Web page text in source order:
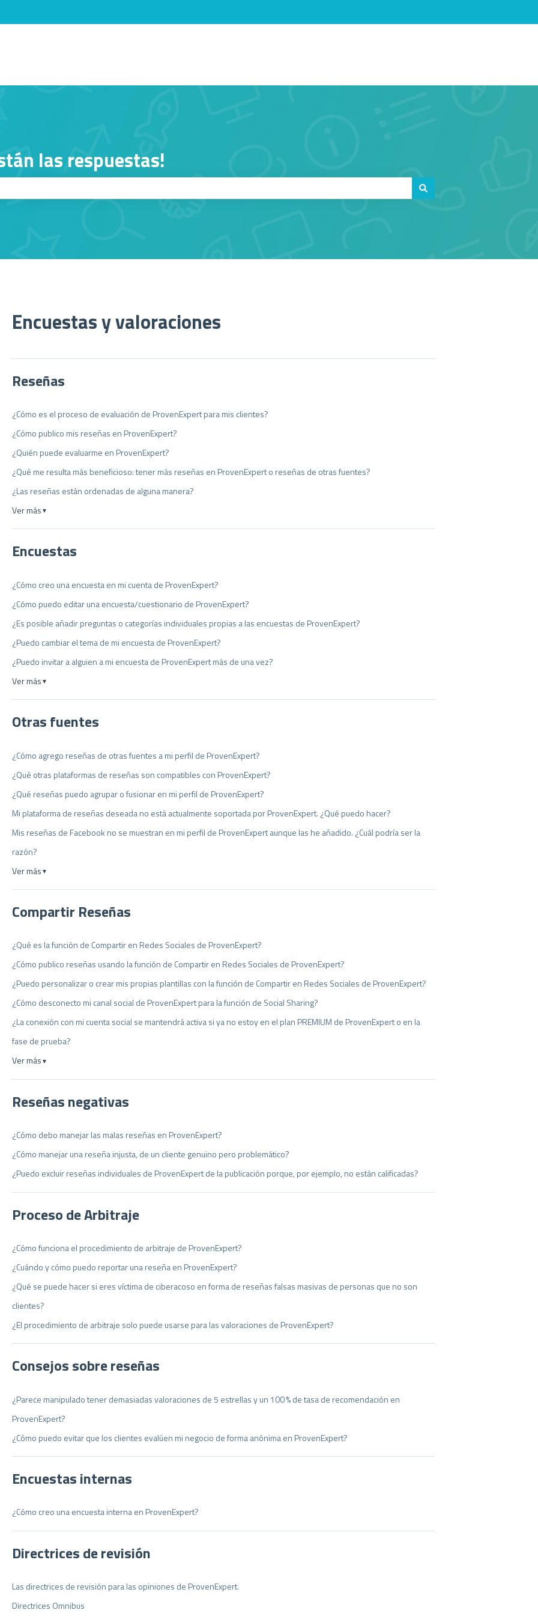
de
las respuestas!
Encuestas y valoraciones
Reseñas
¿Cómo es el proceso de evaluación de ProvenExpert para mis clientes?
¿Cómo publico mis reseñas en ProvenExpert?
¿Quién puede evaluarme en ProvenExpert?
¿Qué me resulta más beneficioso: tener más reseñas en ProvenExpert o reseñas de otras fuentes?
¿Las reseñas están ordenadas de alguna manera?
Ver más ▼
Encuestas
¿Cómo creo una encuesta en mi cuenta de ProvenExpert?
¿Cómo puedo editar una encuesta/cuestionario de ProvenExpert?
¿Es posible añadir preguntas o categorías individuales propias a las encuestas de ProvenExpert?
¿Puedo cambiar el tema de mi encuesta de ProvenExpert?
¿Puedo invitar a alguien a mi encuesta de ProvenExpert más de una vez?
Ver más ▼
Otras fuentes
¿Cómo agrego reseñas de otras fuentes a mi perfil de ProvenExpert?
¿Qué otras plataformas de reseñas son compatibles con ProvenExpert?
¿Qué reseñas puedo agrupar o fusionar en mi perfil de ProvenExpert?
Mi plataforma de reseñas deseada no está actualmente soportada por ProvenExpert. ¿Qué puedo hacer?
Mis reseñas de Facebook no se muestran en mi perfil de ProvenExpert aunque las he añadido. ¿Cuál podría ser la
razón?
Ver más ▼
Compartir Reseñas
¿Qué es la función de Compartir en Redes Sociales de ProvenExpert?
¿Cómo publico reseñas usando la función de Compartir en Redes Sociales de ProvenExpert?
¿Puedo personalizar o crear mis propias plantillas con la función de Compartir en Redes Sociales de ProvenExpert?
¿Cómo desconecto mi canal social de ProvenExpert para la función de Social Sharing?
¿La conexión con mi cuenta social se mantendrá activa si ya no estoy en el plan PREMIUM de ProvenExpert o en la
fase de prueba?
Ver más ▼
Reseñas negativas
¿Cómo debo manejar las malas reseñas en ProvenExpert?
¿Cómo manejar una reseña injusta, de un cliente genuino pero problemático?
¿Puedo excluir reseñas individuales de ProvenExpert de la publicación porque, por ejemplo, no están calificadas?
Proceso de Arbitraje
¿Cómo funciona el procedimiento de arbitraje de ProvenExpert?
¿Cuándo y cómo puedo reportar una reseña en ProvenExpert?
¿Qué se puede hacer si eres víctima de ciberacoso en forma de reseñas falsas masivas de personas que no son
clientes?
¿El procedimiento de arbitraje solo puede usarse para las valoraciones de ProvenExpert?
Consejos sobre reseñas
¿Parece manipulado tener demasiadas valoraciones de 5 estrellas y un 100 % de tasa de recomendación en
ProvenExpert?
¿Cómo puedo evitar que los clientes evalúen mi negocio de forma anónima en ProvenExpert?
Encuestas internas
¿Cómo creo una encuesta interna en ProvenExpert?
Directrices de revisión
Las directrices de revisión para las opiniones de ProvenExpert.
Directrices Omnibus